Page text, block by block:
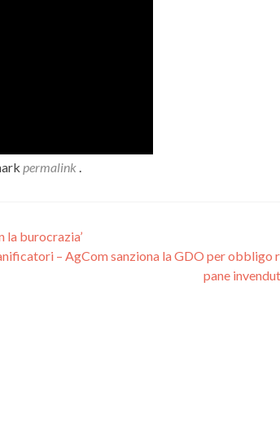
permalink .
la burocrazia’
– AgCom sanziona la GDO per obbligo
pane